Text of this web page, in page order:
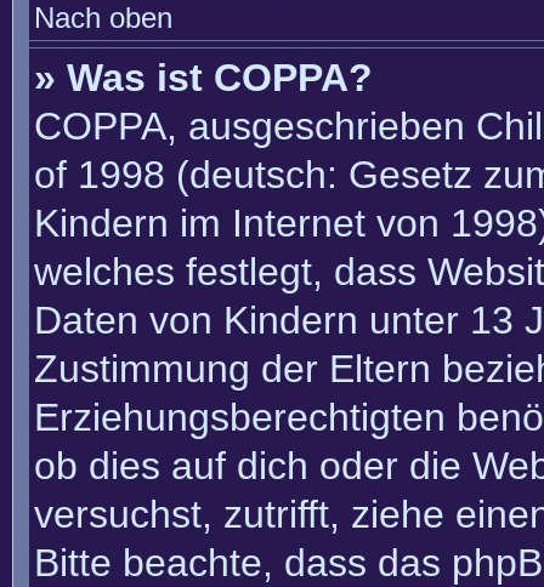
Nach oben
» Was ist COPPA?
COPPA, ausgeschrieben
of 1998 (deutsch: Gesetz
Kindern im Internet von
welches festlegt, dass
Daten von Kindern unter 13
Zustimmung der Eltern
Erziehungsberechtigten
ob dies auf dich oder die
versuchst, zutrifft, ziehe
Bitte beachte, dass das